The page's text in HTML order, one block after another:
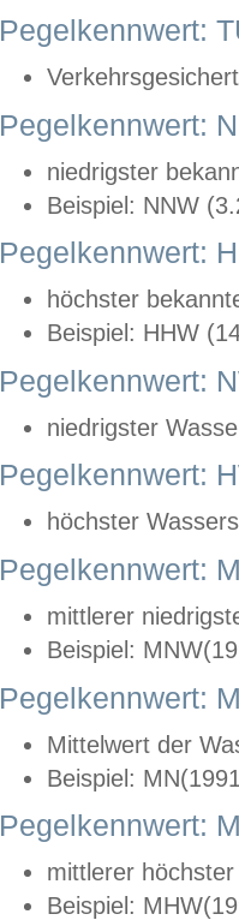
Pegelkennwert:
Pegelkennwert:
niedrigster
Beispiel: NNW
Pegelkennwert:
höchster
Beispiel: HHW
Pegelkennwert:
niedrigster
Pegelkennwert:
höchster
Pegelkennwert:
mittlerer
Beispiel:
Pegelkennwert:
Mittelwert der
Beispiel:
Pegelkennwert:
mittlerer
Beispiel: